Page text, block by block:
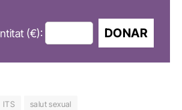
(€): DONAR
ITS salut sexual